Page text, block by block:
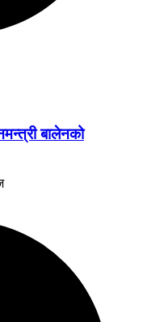
बालेनको